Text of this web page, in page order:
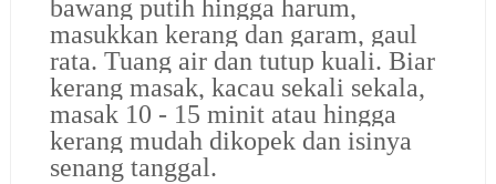
bawang putih hingga harum,
masukkan kerang dan garam, gaul
rata. Tuang air dan tutup kuali. Biar
kerang masak, kacau sekali sekala,
masak 10 - 15 minit atau hingga
kerang mudah dikopek dan isinya
senang tanggal.